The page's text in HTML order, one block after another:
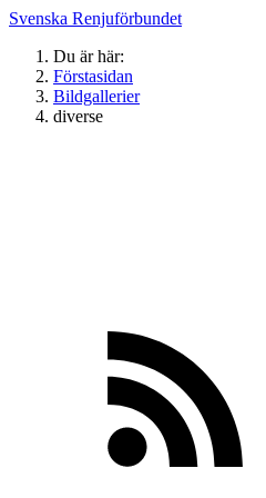
Svenska Renjuförbundet
Du är här:
Förstasidan
Bildgallerier
diverse